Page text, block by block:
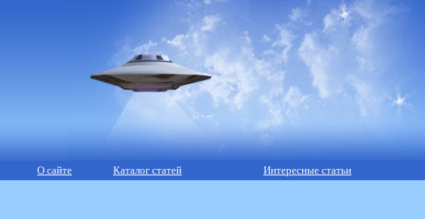
О сайте Каталог статей Интересные статьи